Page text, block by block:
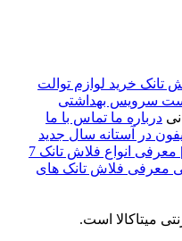
تانک خرید لوازم توالت
ست سرویس بهداشتی
درباره ما تماس با ما
انواع فلاش تانک 7
معرفی فلاش تانک های
میتاکالا است.